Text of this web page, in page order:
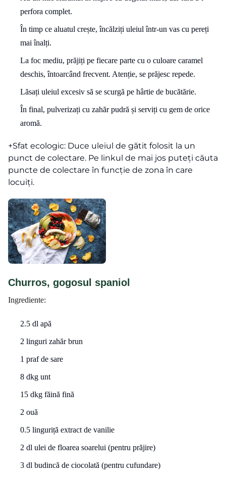
perfora complet.
În timp ce aluatul crește, încălziți uleiul într-un vas cu pereți
mai înalți.
La foc mediu, prăjiți pe fiecare parte cu o culoare caramel
deschis, întoarcând frecvent. Atenție, se prăjesc repede.
Lăsați uleiul excesiv să se scurgă pe hârtie de bucătărie.
În final, pulverizați cu zahăr pudră și serviți cu gem de orice
aromă.
+Sfat ecologic: Duce uleiul de gătit folosit la un
punct de colectare. Pe linkul de mai jos puteți căuta
puncte de colectare în funcție de zona în care
locuiți.
Churros, gogosul spaniol
Ingrediente:
2.5 dl apă
2 linguri zahăr brun
1 praf de sare
8 dkg unt
15 dkg făină fină
2 ouă
0.5 linguriță extract de vanilie
2 dl ulei de floarea soarelui (pentru prăjire)
3 dl budincă de ciocolată (pentru cufundare)